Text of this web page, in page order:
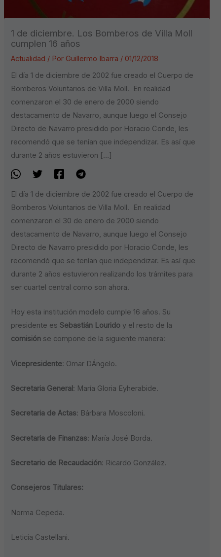
1 de diciembre. Los Bomberos de Villa Moll
cumplen 16 años
Actualidad / Por Guillermo Ibarra / 01/12/2018
El día 1 de diciembre de 2002 fue creado el Cuerpo de
Bomberos Voluntarios de Villa Moll. En realidad
comenzaron el 30 de enero de 2000 siendo
destacamento de Navarro, aunque luego el Consejo
Directo de Navarro presidido por Horacio Conde, les
recomendó que se tenían que independizar. Es así que
durante 2 años estuvieron […]
El día 1 de diciembre de 2002 fue creado el Cuerpo de
Bomberos Voluntarios de Villa Moll. En realidad
comenzaron el 30 de enero de 2000 siendo
destacamento de Navarro, aunque luego el Consejo
Directo de Navarro presidido por Horacio Conde, les
recomendó que se tenían que independizar. Es así que
durante 2 años estuvieron realizando los trámites para
ser cuartel central como son ahora.
Hoy esta institución modelo cumple 16 años. Su
presidente es Sebastián Lourido y el resto de la
comisión se compone de la siguiente manera:
Vicepresidente: Omar DÁngelo.
Secretaria General : María Gloria Eyherabide.
Secretaria de Actas: Bárbara Moscoloni.
Secretaria de Finanzas: María José Borda.
Secretario de Recaudación: Ricardo González.
Consejeros Titulares:
Norma Cepeda.
Leticia Castellani.